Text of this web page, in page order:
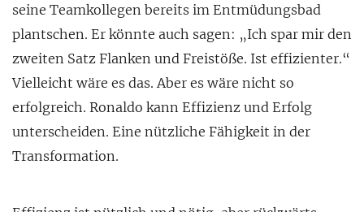
seine Teamkollegen bereits im Entmüdungsbad
plantschen. Er könnte auch sagen: „Ich spar mir den
zweiten Satz Flanken und Freistöße. Ist effizienter.“
Vielleicht wäre es das. Aber es wäre nicht so
erfolgreich. Ronaldo kann Effizienz und Erfolg
unterscheiden. Eine nützliche Fähigkeit in der
Transformation.